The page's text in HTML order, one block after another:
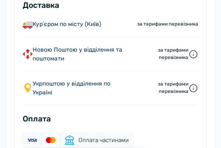
Доставка
Курʼєром по місту (Київ) за тарифами перевізника
Новою Поштою у відділення та
поштомати
за тарифами
перевізника
Укрпоштою у відділення по
Україні
за тарифами
перевізника
Оплата
Оплата частинами